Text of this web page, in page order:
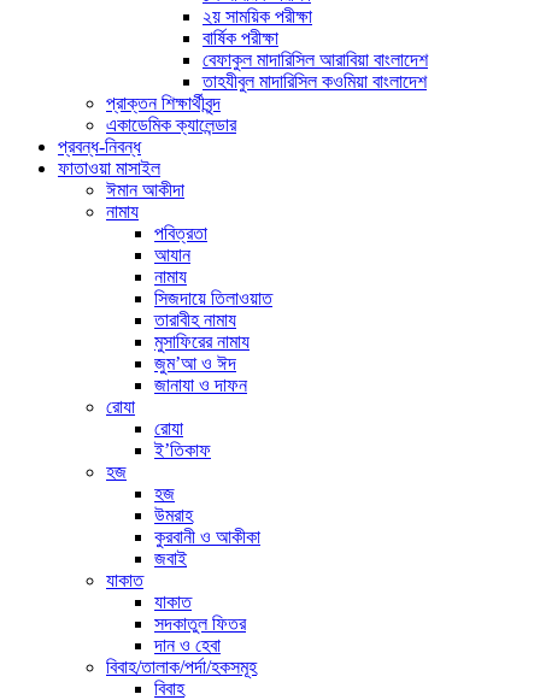
২য় সাময়িক পরীক্ষা
বার্ষিক পরীক্ষা
বেফাকুল মাদারিসিল আরাবিয়া বাংলাদেশ
তাহযীবুল মাদারিসিল কওমিয়া বাংলাদেশ
প্রাক্তন শিক্ষার্থীবৃন্দ
একাডেমিক ক্যালেন্ডার
প্রবন্ধ-নিবন্ধ
ফাতাওয়া মাসাইল
ঈমান আকীদা
নামায
পবিত্রতা
আযান
নামায
সিজদায়ে তিলাওয়াত
তারাবীহ নামায
মুসাফিরের নামায
জুম’আ ও ঈদ
জানাযা ও দাফন
রোযা
রোযা
ই’তিকাফ
হজ
হজ
উমরাহ
কুরবানী ও আকীকা
জবাই
যাকাত
যাকাত
সদকাতুল ফিতর
দান ও হেবা
বিবাহ/তালাক/পর্দা/হকসমূহ
বিবাহ